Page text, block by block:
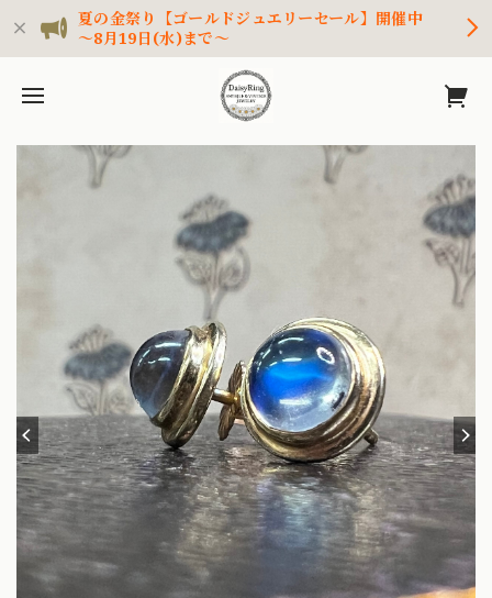
夏の金祭り【ゴールドジュエリーセール】開催中
～8月19日(水)まで～